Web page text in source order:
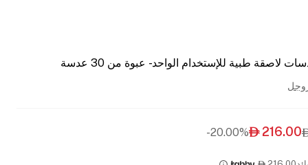
طبية للإستخدام الواحد - عبوة من 30 عدسة
216.00

20.00%-